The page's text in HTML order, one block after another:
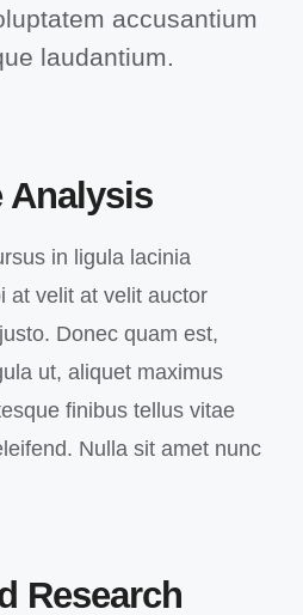
accusantium
laudantium.
Analysis
in ligula lacinia
at velit at velit auctor
Donec quam est,
ut, aliquet maximus
finibus tellus vitae
Nulla sit amet nunc
Research